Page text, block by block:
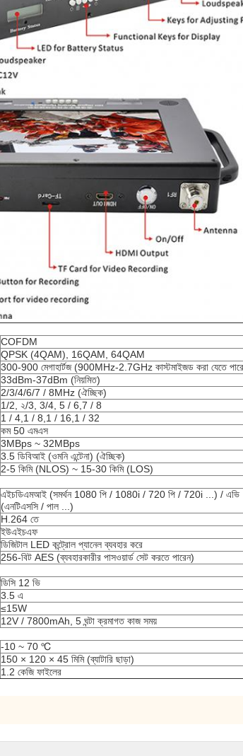
COFDM
QPSK (4QAM), 16QAM, 64QAM
300-900 মেগাহার্টজ (900MHz-2.7GHz কাস্টমাইজড করা যেতে
33dBm-37dBm (নিয়মিত)
2/3/4/6/7 / 8MHz (ঐচ্ছিক)
1/2, ২/3, 3/4, 5 / 6,7 / 8
1 / 4,1 / 8,1 / 16,1 / 32
কম 50 এমএস
3MBps ~ 32MBps
3.5 ডিবিআই (ওমনি এন্টেনা) (ঐচ্ছিক)
2-5 কিমি (NLOS) ~ 15-30 কিমি (LOS)
এইচডিএমআই (সমর্থন 1080 পি / 1080i / 720 পি / 720i ...) / এভি
(এনটিএসসি / পাল ...)
H.264 তে
ইউএইচএফ
ডিজিটাল LED কন্ট্রোল প্যানেল ব্যবহার করে
256-বিট AES (ব্যবহারকারীর পাসওয়ার্ড সেট করতে পারেন)
ডিসি 12 ভি
3.5 এ
≤15W
12V / 7800mAh, 5 ঘন্টা ক্রমাগত কাজ সময়
-10 ~ 70 ℃
150 × 120 × 45 মিমি (ব্যাটারি ছাড়া)
1.2 কেজি ফাইলের